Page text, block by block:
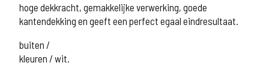
hoge dekkracht, gemakkelijke verwerking, goede
kantendekking en geeft een perfect egaal eindresultaat.
buiten /
kleuren / wit.